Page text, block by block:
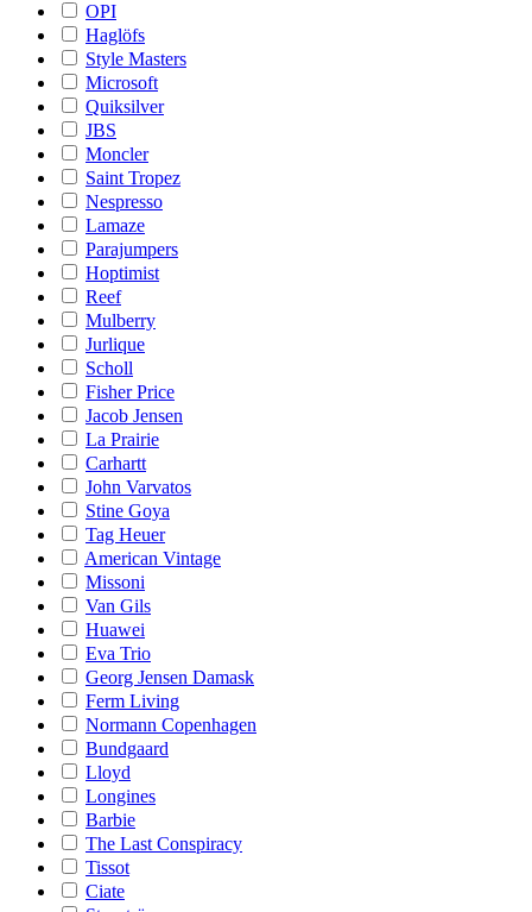
OPI
Haglöfs
Style Masters
Microsoft
Quiksilver
JBS
Moncler
Saint Tropez
Nespresso
Lamaze
Parajumpers
Hoptimist
Reef
Mulberry
Jurlique
Scholl
Fisher Price
Jacob Jensen
La Prairie
Carhartt
John Varvatos
Stine Goya
Tag Heuer
American Vintage
Missoni
Van Gils
Huawei
Eva Trio
Georg Jensen Damask
Ferm Living
Normann Copenhagen
Bundgaard
Lloyd
Longines
Barbie
The Last Conspiracy
Tissot
Ciate